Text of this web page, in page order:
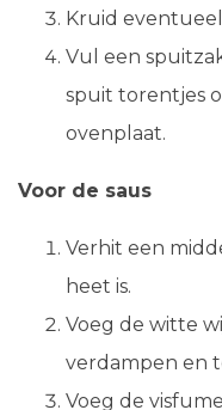
Kruid
Vul een
spuit torentjes
ovenplaat.
Voor de saus
Verhit een
heet is.
Voeg de witte
verdampen en
Voeg de